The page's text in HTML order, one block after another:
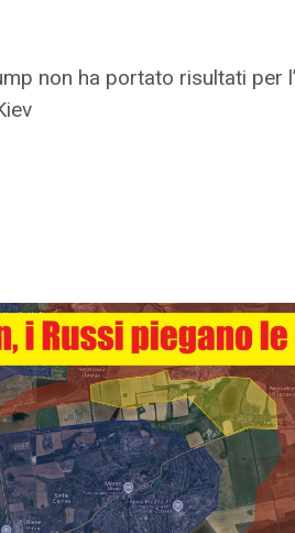
non ha portato risultati